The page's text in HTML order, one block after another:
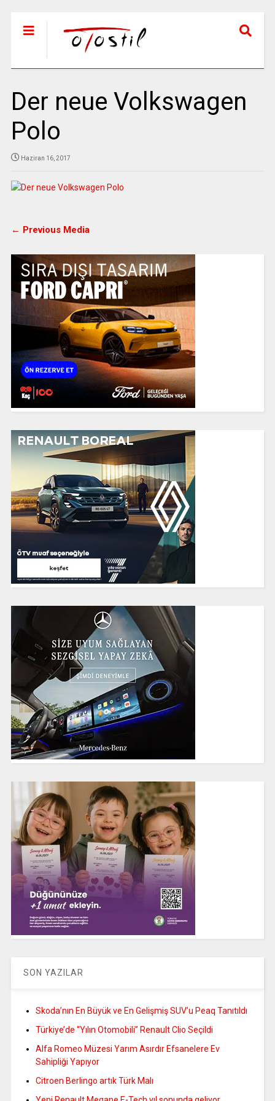
Der neue Volkswagen
Polo
Haziran 16, 2017
← Previous Media
SON YAZILAR
Skoda’nın En Büyük ve En Gelişmiş SUV’u Peaq Tanıtıldı
Türkiye’de “Yılın Otomobili” Renault Clio Seçildi
Alfa Romeo Müzesi Yarım Asırdır Efsanelere Ev
Sahipliği Yapıyor
Citroen Berlingo artık Türk Malı